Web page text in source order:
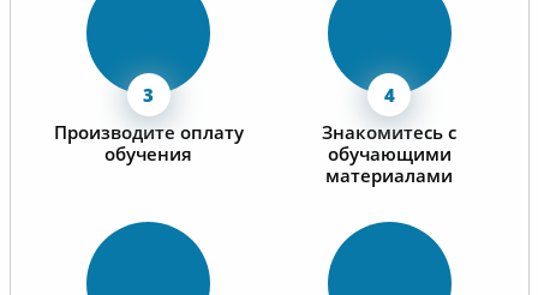
Производите оплату
обучения
Знакомитесь с
обучающими
материалами